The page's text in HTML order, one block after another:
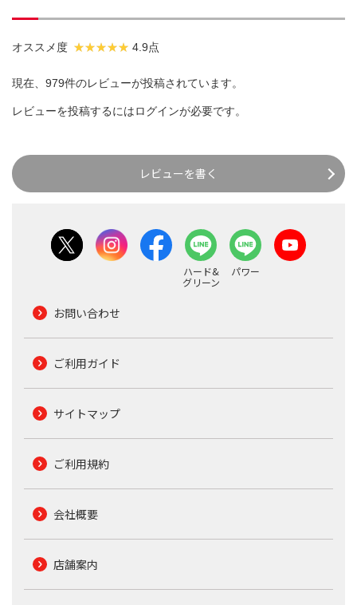
オススメ度 4.9点
現在、979件のレビューが投稿されています。
レビューを投稿するにはログインが必要です。
レビューを書く
ハード&
グリーン
パワー
お問い合わせ
ご利用ガイド
サイトマップ
ご利用規約
会社概要
店舗案内